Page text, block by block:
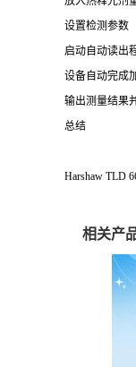
设置检测参数
启动自动读出
设备自动完成
输出测量结果
总结
Harshaw TLD
相关产品